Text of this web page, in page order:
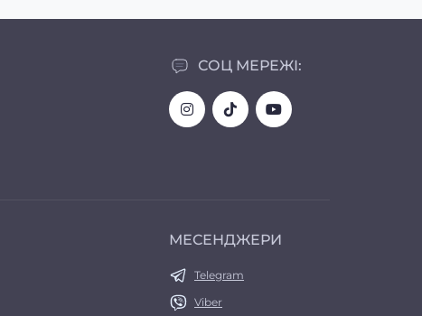
СОЦ МЕРЕЖІ:
МЕСЕНДЖЕРИ
Telegram
Viber